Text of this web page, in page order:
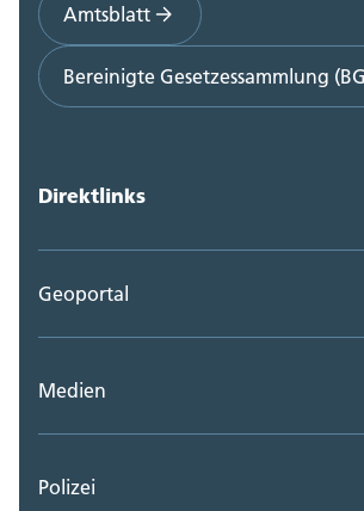
Amtsblatt
Bereinigte Gesetzessammlung
Direktlinks
Geoportal
Medien
Polizei